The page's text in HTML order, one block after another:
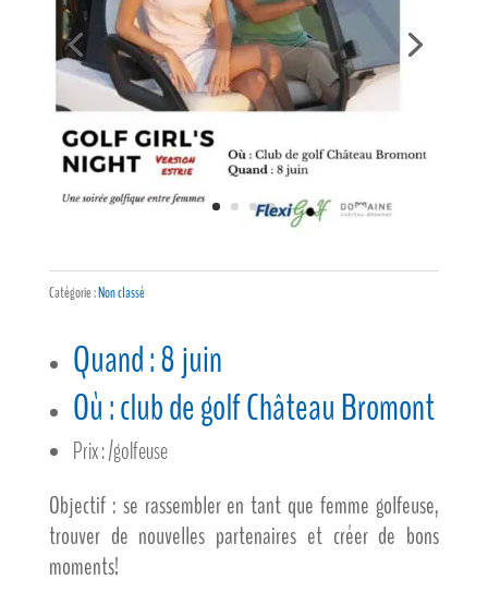
Catégorie :Non classé
Quand : 8 juin
Où : club de golf Château Bromont
Prix : /golfeuse
Objectif : se rassembler en tant que femme golfeuse,
trouver de nouvelles partenaires et créer de bons
moments!